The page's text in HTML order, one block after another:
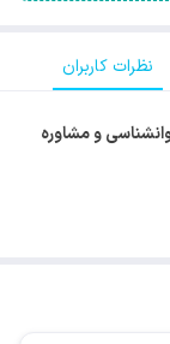
نظرات کاربران
سازمان نظام روانشناسی و مشاوره